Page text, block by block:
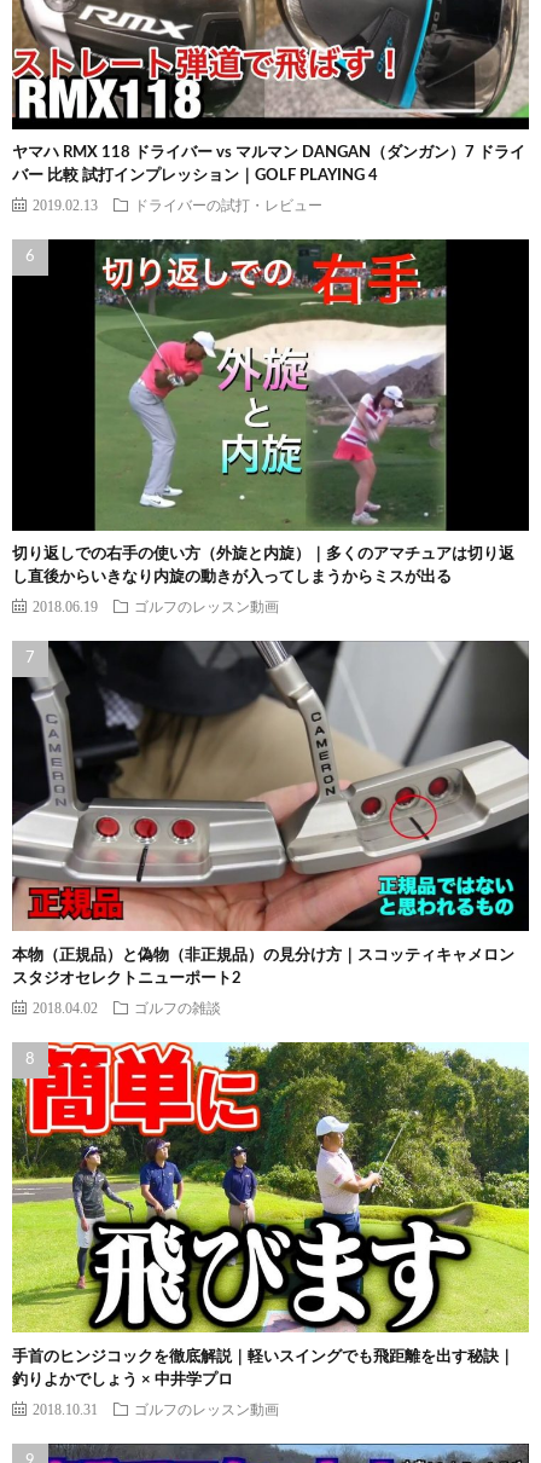
ヤマハ RMX 118 ドライバー vs マルマン DANGAN（ダンガン）7 ドライ
バー 比較 試打インプレッション｜GOLF PLAYING 4
2019.02.13 ドライバーの試打・レビュー
切り返しでの右手の使い方（外旋と内旋）｜多くのアマチュアは切り返
し直後からいきなり内旋の動きが入ってしまうからミスが出る
2018.06.19 ゴルフのレッスン動画
本物（正規品）と偽物（非正規品）の見分け方｜スコッティキャメロン
スタジオセレクトニューポート2
2018.04.02 ゴルフの雑談
手首のヒンジコックを徹底解説｜軽いスイングでも飛距離を出す秘訣｜
釣りよかでしょう × 中井学プロ
2018.10.31 ゴルフのレッスン動画